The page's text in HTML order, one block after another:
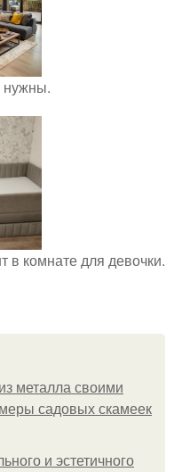
нужны.
в комнате для девочки.
металла своими
садовых скамеек
и эстетичного